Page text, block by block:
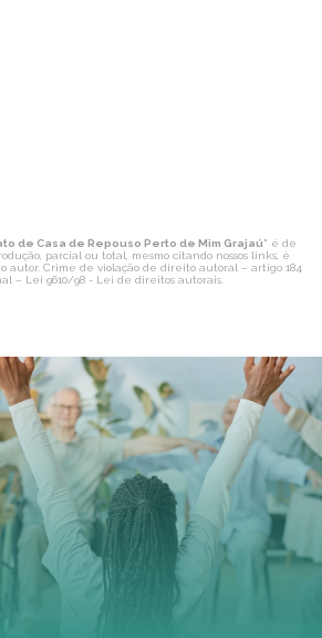
de Casa de Repouso Perto de Mim Grajaú" é de
parcial ou total, mesmo citando nossos links, é
autor. Crime de violação de direito autoral – artigo 184
– Lei 9610/98 - Lei de direitos autorais.